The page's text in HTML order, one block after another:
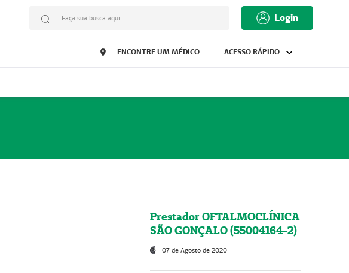
Faça sua busca aqui Login
ENCONTRE UM MÉDICO ACESSO RÁPIDO
Prestador OFTALMOCLÍNICA
SÃO GONÇALO (55004164-2)
07 de Agosto de 2020